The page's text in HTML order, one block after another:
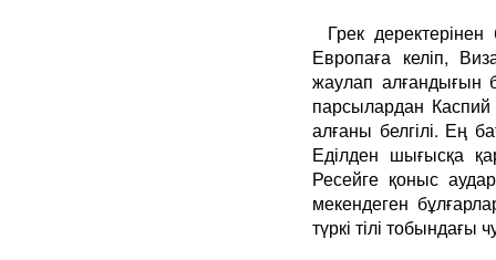
Грек
Европаға келіп,
жаулап алғандығын
парсылардан Каспий
алғаны белгілі. Ең
Еділден шығысқа
Ресейге қоныс
мекендеген
түркі тілі тобындағы